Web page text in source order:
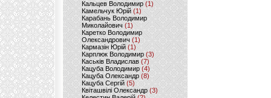
Кальцев Володимир(1)
Камельчук Юрій (1)
Карабань Володимир
Миколайович (1)
Каретко Володимир
Олександрович (1)
Кармазін Юрій(1)
Карплюк Володимир(3)
Каськів Владислав (7)
Кацуба Володимир (4)
Кацуба Олександр (8)
Кацуба Сергій (5)
Квіташвілі Олександр(3)